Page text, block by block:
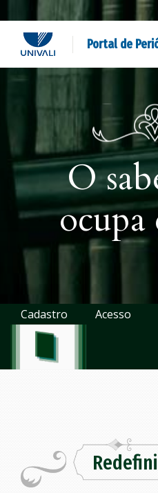
Portal de
O
ocupa
Cadastro Acesso